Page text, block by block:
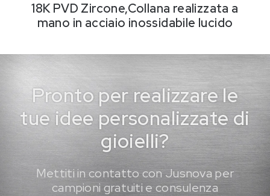
18K PVD Zircone,Collana realizzata a
mano in acciaio inossidabile lucido
Pronto per realizzare le
tue idee personalizzate di
gioielli?
Mettiti in contatto con Jusnova per
campioni gratuiti e consulenza